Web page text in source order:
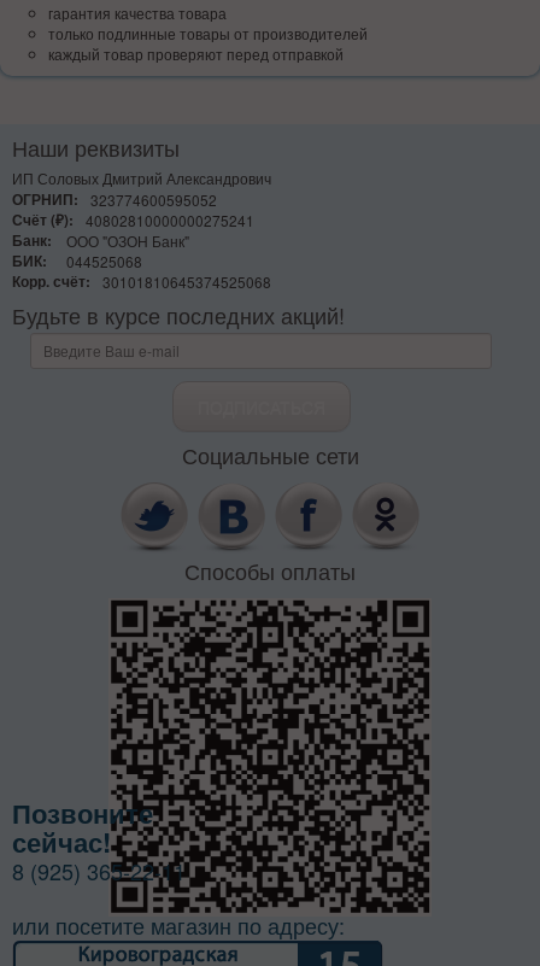
гарантия качества товара
только подлинные товары от производителей
каждый товар проверяют перед отправкой
Наши реквизиты
ИП Соловых Дмитрий Александрович
ОГРНИП:
323774600595052
Счёт (₽):
40802810000000275241
Банк:
ООО "ОЗОН Банк"
БИК:
044525068
Корр. счёт:
30101810645374525068
Будьте в курсе последних акций!
Социальные сети
Способы оплаты
Позвоните
сейчас!
8 (925) 365-22-11
или посетите магазин по адресу: